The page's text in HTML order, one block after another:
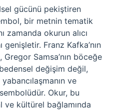
gücünü pekiştiren
bir metnin tematik
zamanda okurun alıcı
genişletir. Franz Kafka’nın
Gregor Samsa’nın böceğe
değişim değil,
ve
Okur, bu
kültürel bağlamında